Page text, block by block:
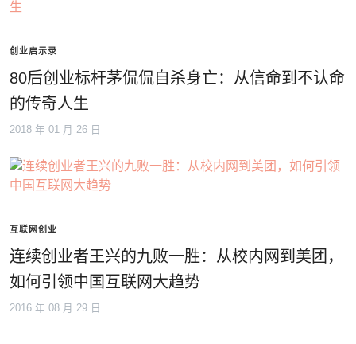
创业启示录
80后创业标杆茅侃侃自杀身亡：从信命到不认命
的传奇人生
2018 年 01 月 26 日
互联网创业
连续创业者王兴的九败一胜：从校内网到美团，
如何引领中国互联网大趋势
2016 年 08 月 29 日